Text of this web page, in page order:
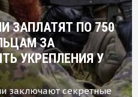
ЗАПЛАТЯТ ПО 750
ЗА
УКРЕПЛЕНИЯ У
заключают секретные